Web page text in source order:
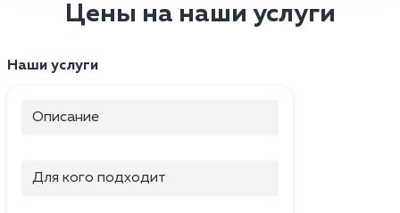
Цены на наши услуги
Наши услуги
Описание
Для кого подходит